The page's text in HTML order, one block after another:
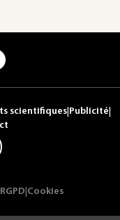
scientifiques Publicité
RGPD Cookies